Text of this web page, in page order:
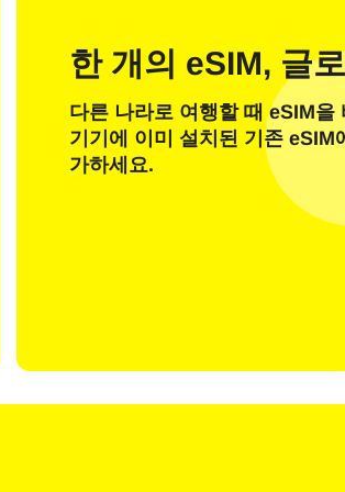
한 개의 eSIM, 글
다른 나라로 여행할 때 eSIM을
기기에 이미 설치된 기존 eSIM
가하세요.
Español
OTP 코드 전송
또는 다음으로 로그인